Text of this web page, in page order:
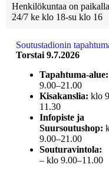
Henkilökuntaa on paikalla
24/7 ke klo 18-su klo 16
Soutustadionin
Torstai 9.7.2026
Tapahtuma-alue:
9.00–21.00
Kisakanslia: klo
11.30
Infopiste ja
Suursoutushop:
9.00–21.00
Souturavintola:
– klo 9.00–11.00